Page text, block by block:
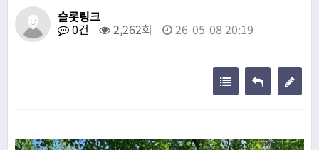
슬롯링크
0건 2,262회 26-05-08 20:19